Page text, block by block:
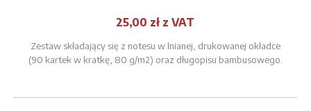
25,00 zł z VAT
Zestaw składający się z notesu w lnianej, drukowanej okładce
(90 kartek w kratkę, 80 g/m2) oraz długopisu bambusowego.